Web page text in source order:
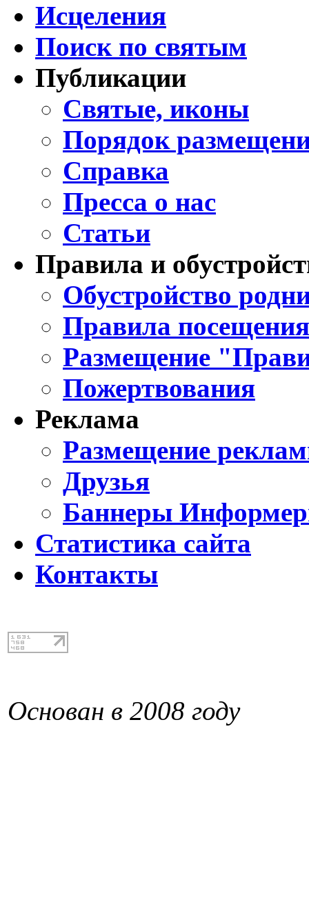
Исцеления
Поиск по святым
Публикации
Святые, иконы
Порядок
Справка
Пресса о нас
Статьи
Правила и
Обустройство
Правила
Размещение
Пожертвования
Реклама
Размещение
Друзья
Баннеры
Статистика сайта
Контакты
Основан в 2008 году